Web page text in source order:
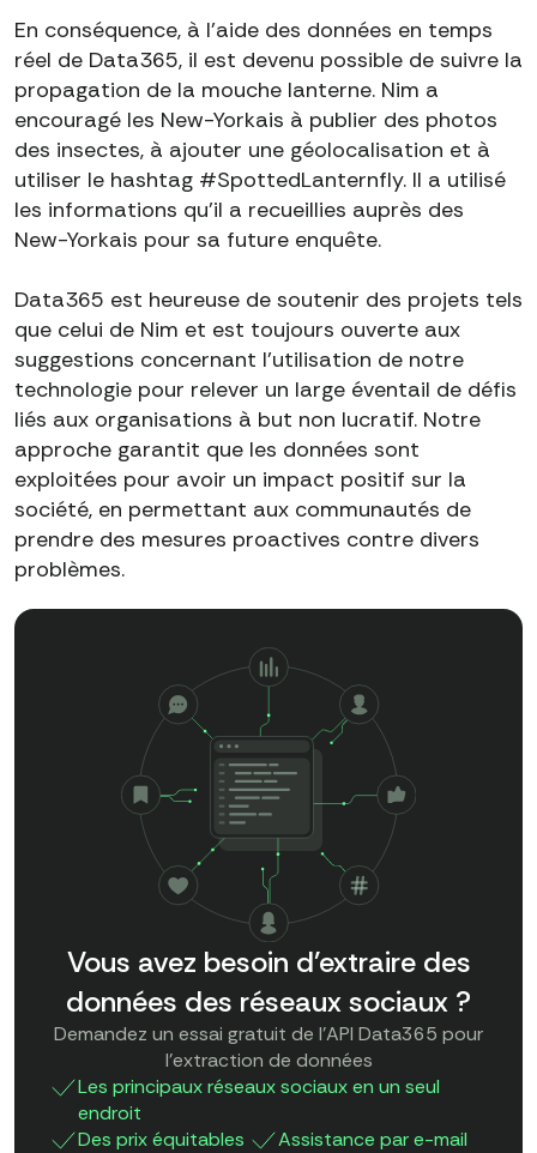
En conséquence, à l'aide des données en temps
réel de Data365, il est devenu possible de suivre la
propagation de la mouche lanterne. Nim a
encouragé les New-Yorkais à publier des photos
des insectes, à ajouter une géolocalisation et à
utiliser le hashtag #SpottedLanternfly. Il a utilisé
les informations qu'il a recueillies auprès des
New-Yorkais pour sa future enquête.
Data365 est heureuse de soutenir des projets tels
que celui de Nim et est toujours ouverte aux
suggestions concernant l'utilisation de notre
technologie pour relever un large éventail de défis
liés aux organisations à but non lucratif. Notre
approche garantit que les données sont
exploitées pour avoir un impact positif sur la
société, en permettant aux communautés de
prendre des mesures proactives contre divers
problèmes.
Vous avez besoin d'extraire des
données des réseaux sociaux ?
Demandez un essai gratuit de l'API Data365 pour
l'extraction de données
Les principaux réseaux sociaux en un seul
endroit
Des prix équitables
Assistance par e-mail